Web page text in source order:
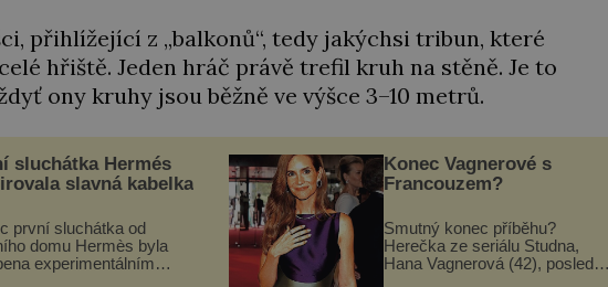
přihlížející z „balkonů“, tedy jakýchsi tribun, které
hřiště. Jeden hráč právě trefil kruh na stěně. Je to
ony kruhy jsou běžně ve výšce 3–10 metrů.
sluchátka Hermés
slavná kabelka
první sluchátka od
domu Hermès byla
experimentálním
Konec Vagnerové s
Francouzem?
Smutný konec příběhu?
Herečka ze seriálu Studna,
Hana Vagnerová (42), poslední